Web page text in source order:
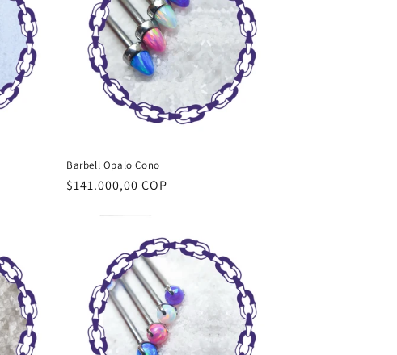
Barbell Opalo Cono
Precio
$141.000,00 COP